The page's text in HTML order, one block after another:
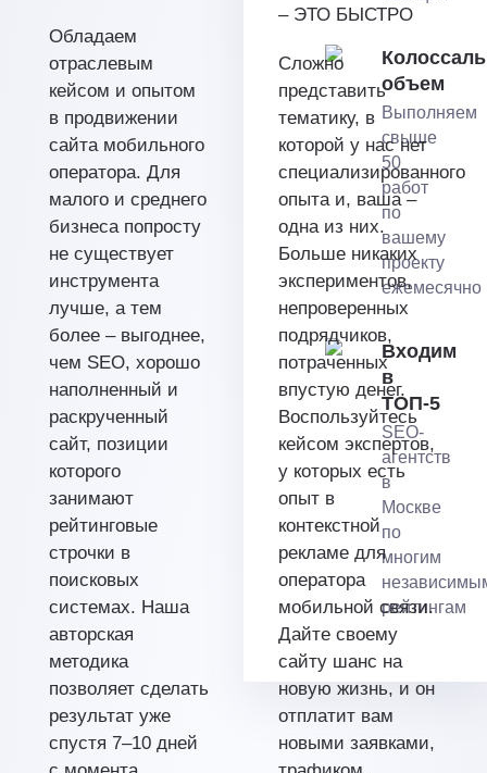
объем
Выполняем
свыше
50
работ
по
вашему
проекту
ежемесячно
Входим
в
ТОП-5
SEO-
агентств
в
Москве
по
многим
рейтингам
Обладаем
отраслевым
кейсом и опытом
в продвижении
сайта мобильного
оператора. Для
малого и среднего
бизнеса попросту
не существует
инструмента
лучше, а тем
более – выгоднее,
чем SEO, хорошо
наполненный и
раскрученный
сайт, позиции
которого
занимают
рейтинговые
строчки в
поисковых
системах. Наша
авторская
методика
позволяет сделать
результат уже
спустя 7–10 дней
– ЭТО БЫСТРО
Сложно
представить
тематику, в
которой у нас нет
специализированного
опыта и, ваша –
одна из них.
Больше никаких
экспериментов,
непроверенных
подрядчиков,
потраченных
впустую денег.
Воспользуйтесь
кейсом экспертов,
у которых есть
опыт в
контекстной
рекламе для
оператора
мобильной связи.
Дайте своему
сайту шанс на
новую жизнь, и он
отплатит вам
новыми заявками,